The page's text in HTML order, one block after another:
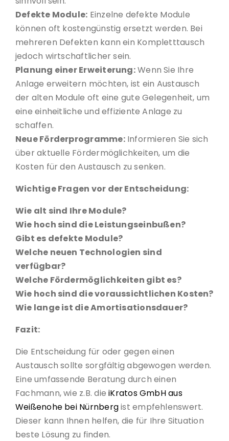
Defekte Module: Einzelne defekte Module
können oft kostengünstig ersetzt werden. Bei
mehreren Defekten kann ein Kompletttausch
jedoch wirtschaftlicher sein.
Planung einer Erweiterung:Wenn Sie Ihre
Anlage erweitern möchten, ist ein Austausch
der alten Module oft eine gute Gelegenheit, um
eine einheitliche und effiziente Anlage zu
schaffen.
Neue Förderprogramme:Informieren Sie sich
über aktuelle Fördermöglichkeiten, um die
Kosten für den Austausch zu senken.
Wichtige Fragen vor der Entscheidung:
Wie alt sind Ihre Module?
Wie hoch sind die Leistungseinbußen?
Gibt es defekte Module?
Welche neuen Technologien sind
verfügbar?
Welche Fördermöglichkeiten gibt es?
Wie hoch sind die voraussichtlichen Kosten?
Wie lange ist die Amortisationsdauer?
Fazit:
Die Entscheidung für oder gegen einen
Austausch sollte sorgfältig abgewogen werden.
Eine umfassende Beratung durch einen
Fachmann, wie z.B. dieiKratos GmbH aus
Weißenohe bei Nürnbergist empfehlenswert.
Dieser kann Ihnen helfen, die für Ihre Situation
beste Lösung zu finden.